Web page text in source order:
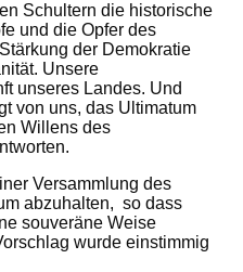
Schultern die historische
und die Opfer des
der Demokratie
Unsere
unseres Landes. Und
von uns, das Ultimatum
Willens des
Versammlung des
abzuhalten, so dass
souveräne Weise
wurde einstimmig